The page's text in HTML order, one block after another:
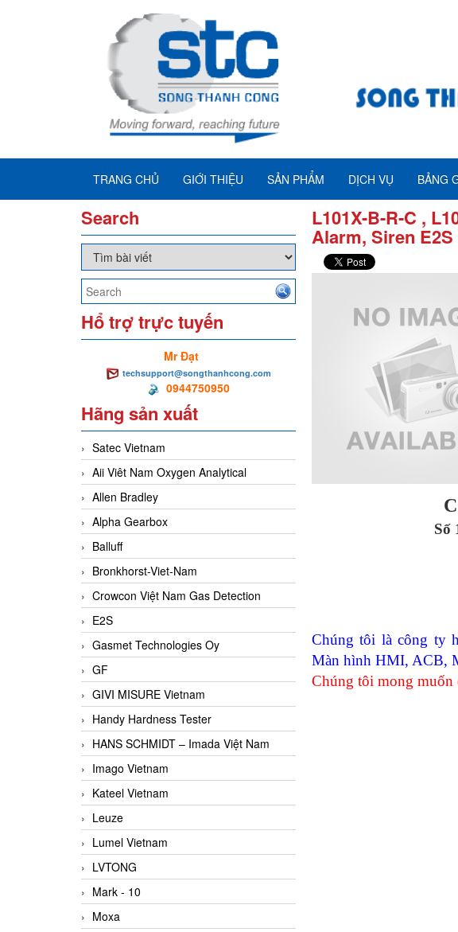
TRANG CHỦ GIỚI THIỆU SẢN PHẨM DỊCH VỤ BẢNG
Search
Hổ trợ trực tuyến
Mr Đạt
techsupport@songthanhcong.com
0944750950
Hãng sản xuất
Satec Vietnam
Aii Viêt Nam Oxygen Analytical
Allen Bradley
Alpha Gearbox
Balluff
Bronkhorst-Viet-Nam
Crowcon Việt Nam Gas Detection
E2S
Gasmet Technologies Oy
GF
GIVI MISURE Vietnam
Handy Hardness Tester
HANS SCHMIDT – Imada Việt Nam
Imago Vietnam
Kateel Vietnam
Leuze
Lumel Vietnam
LVTONG
Mark - 10
Moxa
L101X-B-R-C ,
Alarm, Siren
Số
Chúng tôi là công ty
Màn hình HMI, ACB,
Chúng tôi mong muốn